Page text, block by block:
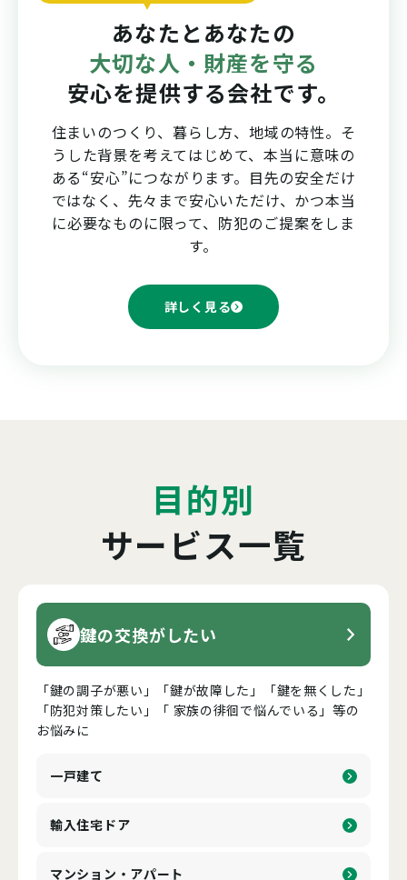
あなたとあなたの
大切な人・財産を守る
安心を提供する会社です。
住まいのつくり、暮らし方、地域の特性。そ
うした背景を考えてはじめて、本当に意味の
ある“安心”につながります。目先の安全だけ
ではなく、先々まで安心いただけ、かつ本当
に必要なものに限って、防犯のご提案をしま
す。
詳しく見る
目的別
サービス一覧
鍵の交換がしたい
「鍵の調子が悪い」「鍵が故障した」「鍵を無くした」
「防犯対策したい」「 家族の徘徊で悩んでいる」等の
お悩みに
一戸建て
輸入住宅ドア
マンション・アパート